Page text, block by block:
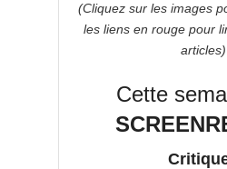
(Cliquez sur les images
les liens en rouge pour
articles)
Cette